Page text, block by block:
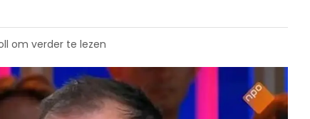
om verder te lezen